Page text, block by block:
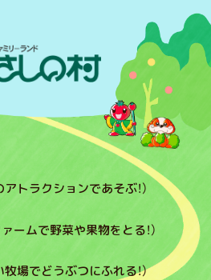
アトラクションであそぶ！）
ームで野菜や果物をとる！）
牧場でどうぶつにふれる！）